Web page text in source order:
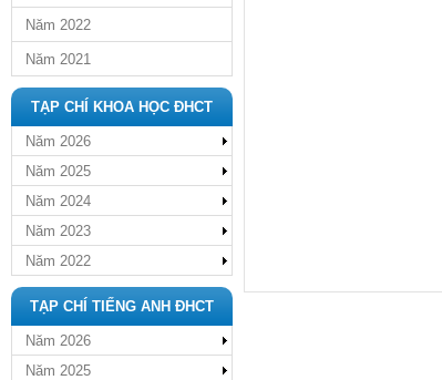
Năm 2022
Năm 2021
TẠP CHÍ KHOA HỌC ĐHCT
Năm 2026
Năm 2025
Năm 2024
Năm 2023
Năm 2022
TẠP CHÍ TIẾNG ANH ĐHCT
Năm 2026
Năm 2025